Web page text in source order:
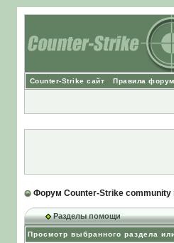
Counter-Strike сайт Правила
Форум Counter-Strike community
Разделы помощи
Просмотр выбранного раздела